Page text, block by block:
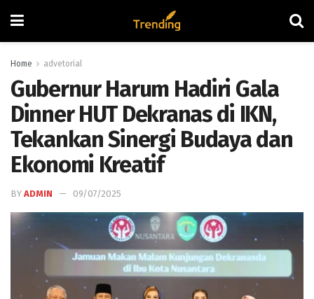
Home advetorial
Gubernur Harum Hadiri Gala
Dinner HUT Dekranas di IKN,
Tekankan Sinergi Budaya dan
Ekonomi Kreatif
BY ADMIN 09/07/2025